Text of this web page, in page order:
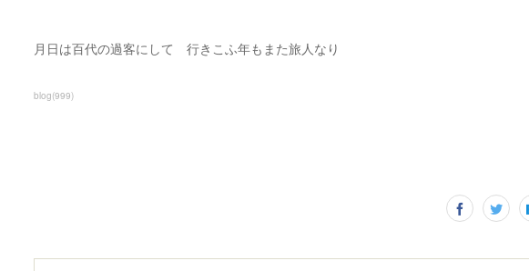
月日は百代の過客にして 行きこふ年もまた旅人なり
blog(999)